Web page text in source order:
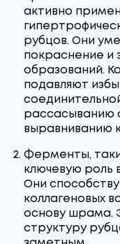
активно
рубцов. Они
покраснение и
образований.
подавляют
рассасыванию
выравниванию
Ферменты,
ключевую роль
Они
коллагеновых
основу шрама.
структуру